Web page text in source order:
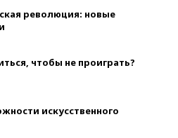
революция: новые
чтобы не проиграть?
искусственного